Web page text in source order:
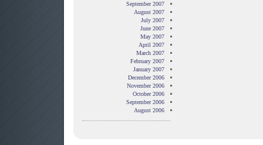
September 2007
August 2007
July 2007
June 2007
May 2007
April 2007
March 2007
February 2007
January 2007
December 2006
November 2006
October 2006
September 2006
August 2006